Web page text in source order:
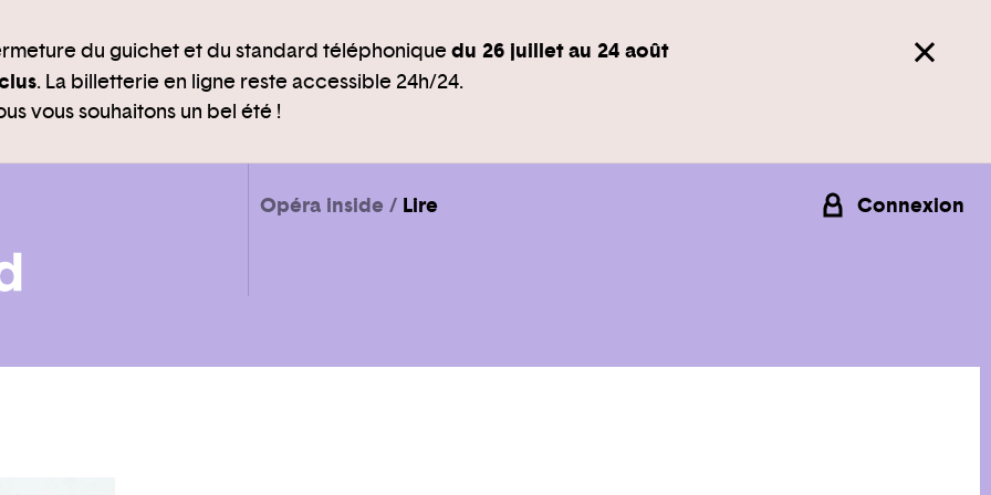
du guichet et du standard téléphoniquedu 26 juillet au 24 août
. La billetterie en ligne reste accessible 24h/24.
vous souhaitons un bel été !
Opéra inside Lire Connexion